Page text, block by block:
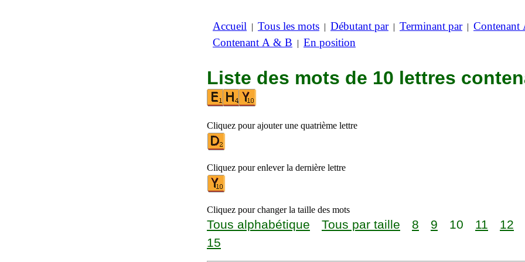
Accueil | Tous les mots | Débutant par| Terminant par| Contenant
Contenant A & B | En position
Liste des mots de 10 lettres
Cliquez pour ajouter une quatrième lettre
Cliquez pour enlever la dernière lettre
Cliquez pour changer la taille des mots
Tous alphabétique Tous par taille 8 9 10 11 12
15